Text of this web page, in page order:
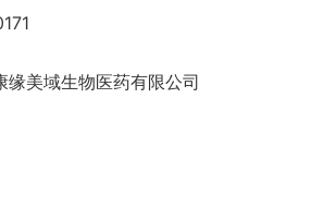
缘美域生物医药有限公司